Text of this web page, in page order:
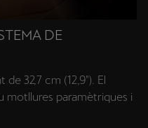
DE
32,7 cm (12,9"). El
motllures paramètriques i